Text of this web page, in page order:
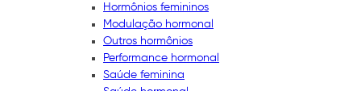
Hormônios femininos
Modulação hormonal
Outros hormônios
Performance hormonal
Saúde feminina